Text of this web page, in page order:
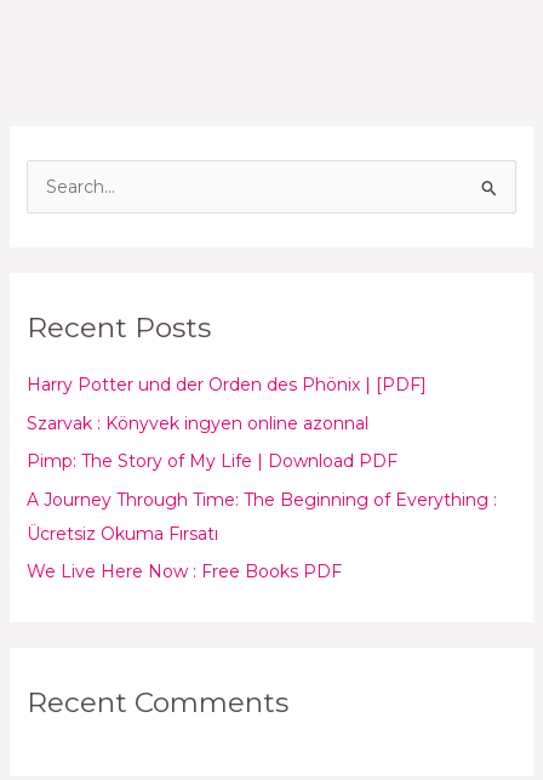
c
f
o
r
:
Recent Posts
Harry Potter und der Orden des Phönix | [PDF]
Szarvak : Könyvek ingyen online azonnal
Pimp: The Story of My Life | Download PDF
A Journey Through Time: The Beginning of Everything :
Ücretsiz Okuma Fırsatı
We Live Here Now : Free Books PDF
Recent Comments